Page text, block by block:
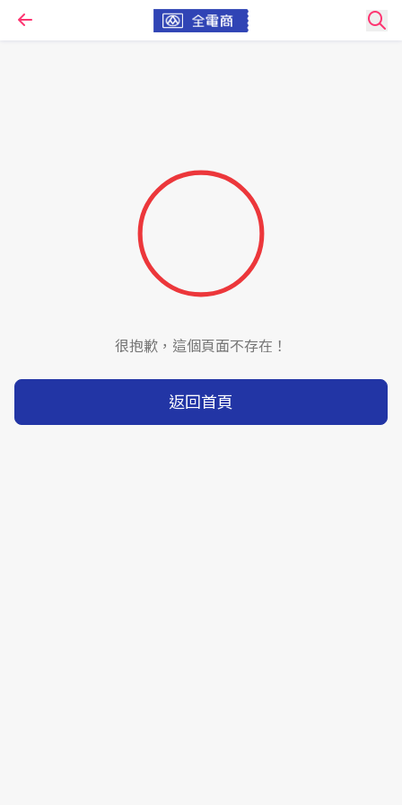
很抱歉，這個頁面不存在！
返回首頁